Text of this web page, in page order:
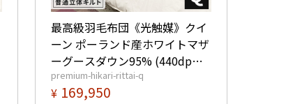
最高級羽毛布団《光触媒》クイ
ーン ポーランド産ホワイトマザ
ーグースダウン95% (440dp以
上) 羽毛量1.9kg 【6つ星プレミ
アムゴールド取得】【グッドふ
premium-hikari-rittai-q
¥ 169,950